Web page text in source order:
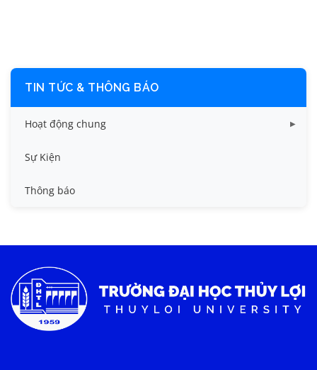
TIN TỨC & THÔNG BÁO
Hoạt động chung
Tin công tác sinh viên
Tin đào tạo
Tin tức chung
Sự Kiện
Thông báo